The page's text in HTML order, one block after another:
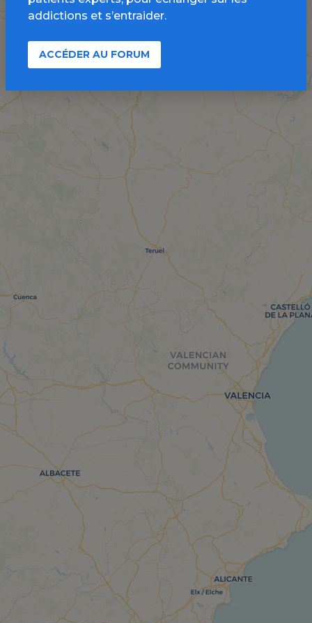
addictions et s’entraider.
ACCÉDER AU FORUM